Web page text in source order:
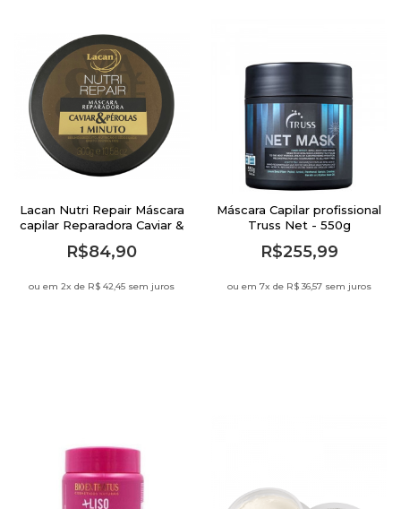
Lacan Nutri Repair Máscara
capilar Reparadora Caviar &
Pérolas 300g
R$84,90
ou em 2x de R$ 42,45 sem juros
Máscara Capilar profissional
Truss Net - 550g
R$255,99
ou em 7x de R$ 36,57 sem juros